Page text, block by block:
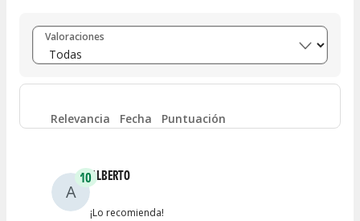
Entre 8 y 10 (3)
Entre 6 y 8 (1)
Entre 4 y 6 0
Entre 0 y 2
Valoraciones
Relevancia Fecha Puntuación
A
10ALBERTO
¡Lo recomienda!